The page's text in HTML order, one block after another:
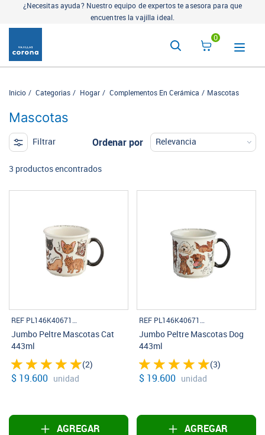
¿Necesitas ayuda? Nuestro equipo de expertos te asesora para que
encuentres la vajilla ideal.
0
Inicio Categorias Hogar Complementos En Cerámica Mascotas
Mascotas
Filtrar Ordenar por
3 productos encontrados
REF PL146K406712B
Jumbo Peltre Mascotas Cat
443ml
(2)
$ 19.600 unidad
AGREGAR
REF PL146K406712A
Jumbo Peltre Mascotas Dog
443ml
(3)
$ 19.600 unidad
AGREGAR